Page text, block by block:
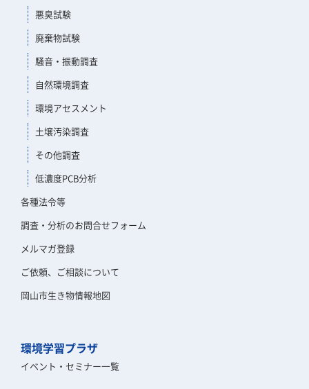
悪臭試験
廃棄物試験
騒音・振動調査
自然環境調査
環境アセスメント
土壌汚染調査
その他調査
低濃度PCB分析
各種法令等
調査・分析のお問合せフォーム
メルマガ登録
ご依頼、ご相談について
岡山市生き物情報地図
環境学習プラザ
イベント・セミナー一覧